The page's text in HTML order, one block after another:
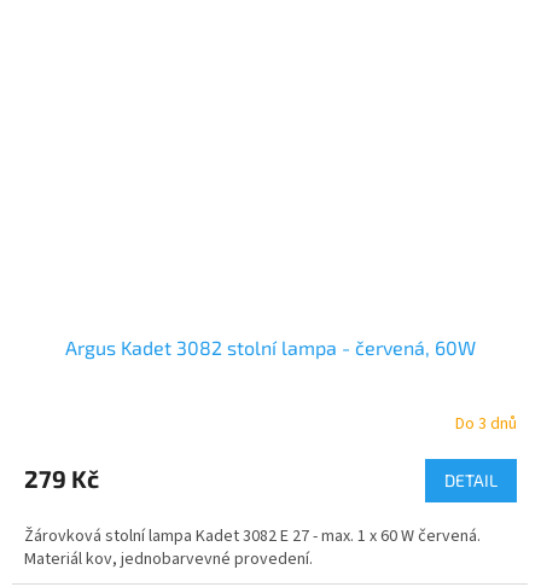
Argus Kadet 3082 stolní lampa - červená, 60W
Do 3 dnů
279 Kč DETAIL
Žárovková stolní lampa Kadet 3082 E 27 - max. 1 x 60 W červená.
Materiál kov, jednobarvevné provedení.